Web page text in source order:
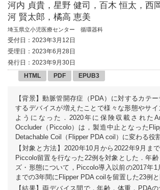
河内 貞貴，星野 健司，百木 恒太，西
河 賢太郎，橘高 恵美
埼玉県立小児医療センター 循環器科
受付日：2023年3月12日
受理日：2023年6月28日
発行日：2023年9月30日
HTML
PDF EPUB3
【背景】動脈管開存症（PDA）に対するカテ
するデバイスが増えたことで様々な形態やサ
ようになった．2020年に保険収載された
Occluder（Piccolo）は，製造中止となった
Detachable Coil（Flipper PDA coil）に変わる役
【対象と方法】2020年10月から2022年9月ま
Piccolo留置を行なった22例を対象とした．年
ズ・形態について，Piccolo導入以前の2017年1
までの3年間にFlipper PDA coilを留置した23例と
【結果】両デバイス間で，年齢，体重，PDA